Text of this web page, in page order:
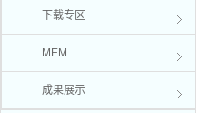
下载专区
MEM
成果展示